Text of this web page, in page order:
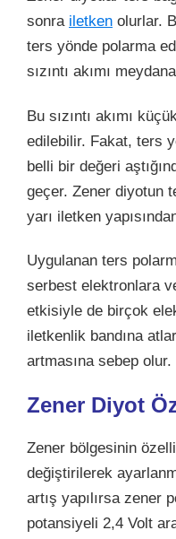
sonra iletken olurlar.
ters yönde polarma
sızıntı akımı
Bu sızıntı akımı
edilebilir. Fakat, ters
belli bir değeri
geçer. Zener diyotun
yarı iletken
Uygulanan ters
serbest elektronlara
etkisiyle de birçok
iletkenlik bandına
artmasına sebep olur.
Zener Diyot
Zener bölgesinin
değiştirilerek
artış yapılırsa zener
potansiyeli 2,4 Volt